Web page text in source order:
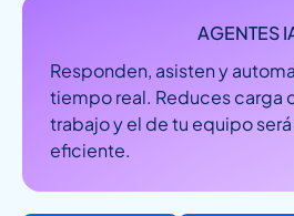
AGENTES
Responden, asisten y
tiempo real. Reduces carga
trabajo y el de tu equipo
eficiente.